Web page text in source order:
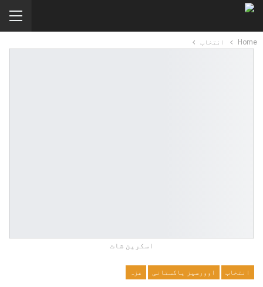
Home انتخاب
اسکرین شاٹ
انتخاب اوورسیز پاکستانی غزہ